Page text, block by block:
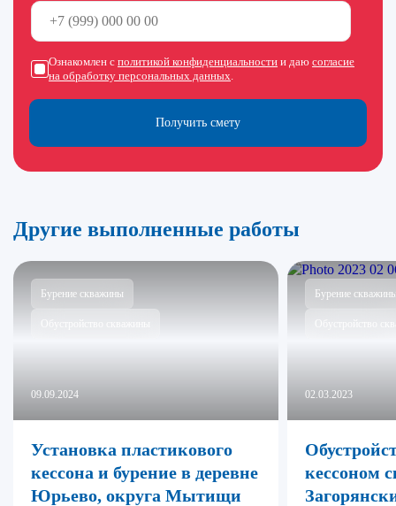
Получить смету
Ознакомлен с политикой конфиденциальности и даю согласие
на обработку персональных данных.
Другие выполненные работы
Бурение скважины
Обустройство скважины
09.09.2024
Установка пластикового
кессона и бурение в деревне
Юрьево, округа Мытищи
Бурение
Обустройство
02.03.2023
кессоном